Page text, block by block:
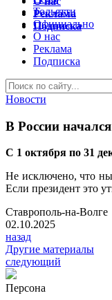
Тольятти
Официально
О нас
Реклама
Подписка
Новости
В России
С 1 октября по 31
Не исключено, что
Если президент это
Ставрополь-на-Волге
02.10.2025
назад
Другие материалы
следующий
Персона
Реклама
Подписка